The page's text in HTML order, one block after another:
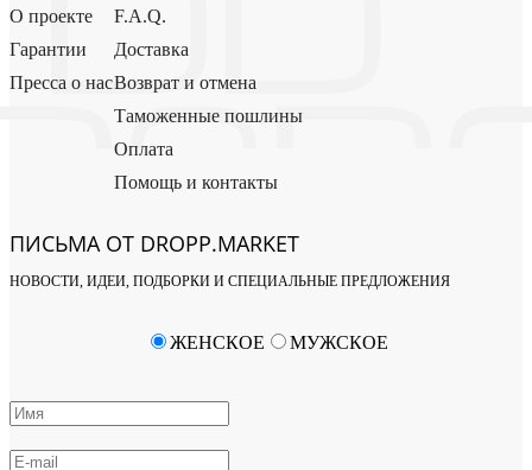
О проекте
Гарантии
Пресса о нас
F.A.Q.
Доставка
Возврат и отмена
Таможенные пошлины
Оплата
Помощь и контакты
ПИСЬМА ОТ DROPP.MARKET
НОВОСТИ, ИДЕИ, ПОДБОРКИ И СПЕЦИАЛЬНЫЕ ПРЕДЛОЖЕНИЯ
ЖЕНСКОЕ МУЖСКОЕ